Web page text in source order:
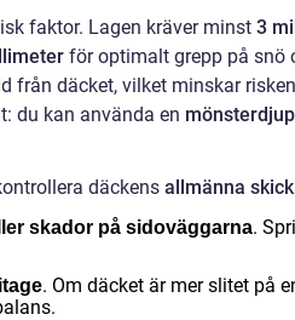
faktor. Lagen kräver minst 3
för optimalt grepp på snö
från däcket, vilket minskar
du kan använda en
däckens allmänna skick
skador på sidoväggarna.
. Om däcket är mer slitet på